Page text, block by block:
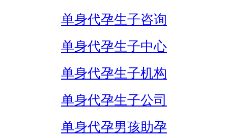
单身代孕生子咨询
单身代孕生子中心
单身代孕生子机构
单身代孕生子公司
单身代孕男孩助孕